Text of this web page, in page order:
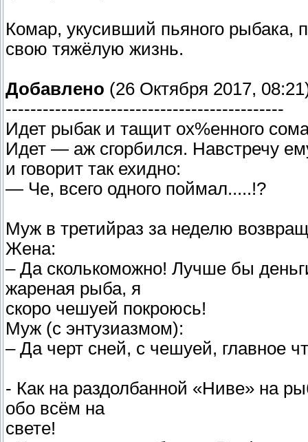
Комар, укусивший пьяного рыбака,
свою тяжёлую жизнь.
Добавлено (26 Октября 2017,
---------------------------------------------
Идет рыбак и тащит ох%енного
Идет — аж сгорбился. Навстречу
и говорит так ехидно:
— Че, всего одного поймал.....!?
Муж в третийраз за неделю
Жена:
– Да сколькоможно! Лучше бы
жареная рыба, я
скоро чешуей покроюсь!
Муж (с энтузиазмом):
– Да черт сней, с чешуей, главное
- Как на раздолбанной «Ниве» на
обо всём на
свете!